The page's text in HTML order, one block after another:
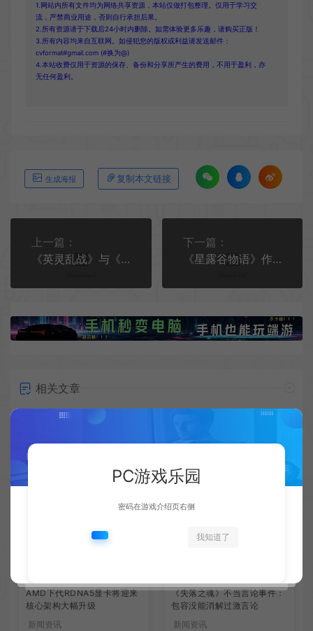
1.网站内所有文件均为网络共享资源，本站仅做打包整理。仅用于学习交
流，严禁商业用途，否则自行承担后果。
2.所有资源请于下载后24小时内删除。如需体验更多乐趣，请购买正版！
3.所有内容均来自互联网。如侵犯您的版权或利益请发送邮件：
cvformat#gmail.com (#换为@)
4.本站收费仅用于资源的保存、备份和分享所产生的费用，不用于盈利，亦
无任何盈利。
生成海报 复制本文链接
上一篇：
《英灵乱战》与《星球大战》第二波联动全新预告公布
下一篇：
《星露谷物语》作者公布《恐怖巧克力工厂》开发近况
相关文章
AMD下代RDNA5显卡将迎来
核心架构大幅升级
新闻资讯
《失落之魂》不当言论事件：
包容没能消解过激言论
新闻资讯
PC游戏乐园
密码在游戏介绍页右侧
我知道了